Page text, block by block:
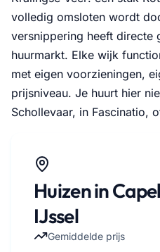
volledig omsloten wordt
versnippering heeft directe
huurmarkt. Elke wijk
met eigen voorzieningen,
prijsniveau. Je huurt hier
Schollevaar, in Fascinatio,
Huizen in
IJssel
Gemiddelde prijs